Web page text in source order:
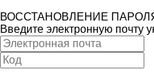
ВОССТАНОВЛЕНИЕ
Введите электронную почту